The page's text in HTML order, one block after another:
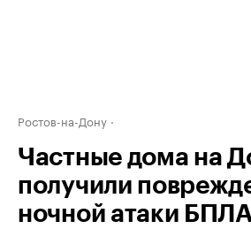
Ростов-на-Дону
Частные дома на
получили
ночной атаки